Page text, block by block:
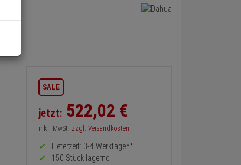
Informationen
zurück
Verfügbakeit
und
Warenkorb-
oder
Konfigurieren-
SALE
jetzt: 522,02 €
inkl. MwSt. zzgl. Versandkosten
Lieferzeit: 3-4 Werktage**
150 Stück lagernd